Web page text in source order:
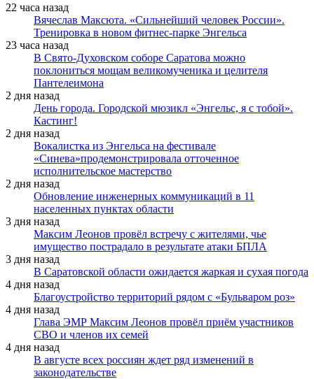
22 часа назад
Вячеслав Максюта. «Сильнейший человек России».
Тренировка в новом фитнес-парке Энгельса
23 часа назад
В Свято-Духовском соборе Саратова можно
поклониться мощам великомученика и целителя
Пантелеимона
2 дня назад
День города. Городской мюзикл «Энгельс, я с тобой».
Кастинг!
2 дня назад
Вокалистка из Энгельса на фестивале
«Синева»продемонстрировала отточенное
исполнительское мастерство
2 дня назад
Обновление инженерных коммуникаций в 11
населенных пунктах области
3 дня назад
Максим Леонов провёл встречу с жителями, чье
имущество пострадало в результате атаки БПЛА
3 дня назад
В Саратовской области ожидается жаркая и сухая погода
4 дня назад
Благоустройство территорий рядом с «Бульваром роз»
4 дня назад
Глава ЭМР Максим Леонов провёл приём участников
СВО и членов их семей
4 дня назад
В августе всех россиян ждет ряд изменений в
законодательстве